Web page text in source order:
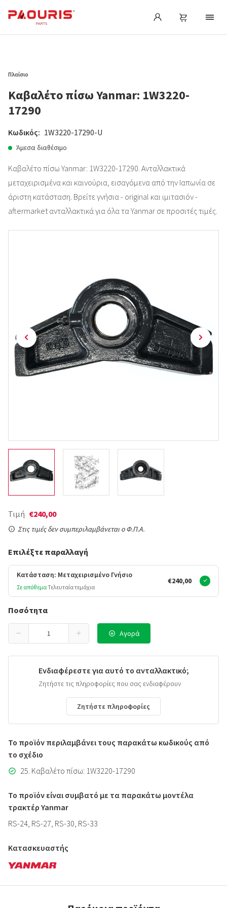
Πλαίσιο
Καβαλέτο πίσω Yanmar: 1W3220-
17290
Κωδικός: 1W3220-17290-U
Άμεσα διαθέσιμο
Καβαλέτο πίσω Yanmar: 1W3220-17290. Ανταλλακτικά
μεταχειρισμένα και καινούρια, εισαγόμενα από την Ιαπωνία σε
άριστη κατάσταση. Βρείτε γνήσια - original και ιμιτασιόν -
aftermarket ανταλλακτικά για όλα τα Yanmar σε προσιτές τιμές.
Τιμή €240,00
Στις τιμές δεν συμπεριλαμβάνεται ο Φ.Π.Α.
Επιλέξτε παραλλαγή
Κατάσταση: Μεταχειρισμένο Γνήσιο
Σε απόθεμαΤελευταία τεμάχια
€240,00
Ποσότητα
Αγορά
Ενδιαφέρεστε για αυτό το ανταλλακτικό;
Ζητήστε τις πληροφορίες που σας ενδιαφέρουν
Ζητήστε πληροφορίες
Το προϊόν περιλαμβάνει τους παρακάτω κωδικούς από
το σχέδιο
25. Καβαλέτο πίσω: 1W3220-17290
Το προϊόν είναι συμβατό με τα παρακάτω μοντέλα
τρακτέρ Yanmar
RS-24, RS-27, RS-30, RS-33
Κατασκευαστής